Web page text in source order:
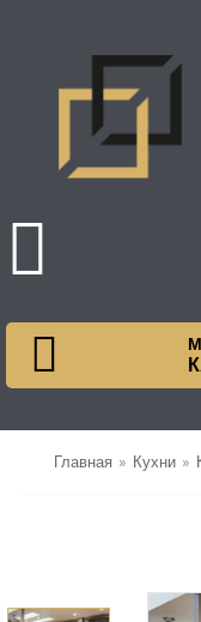
Главная » Кухни »